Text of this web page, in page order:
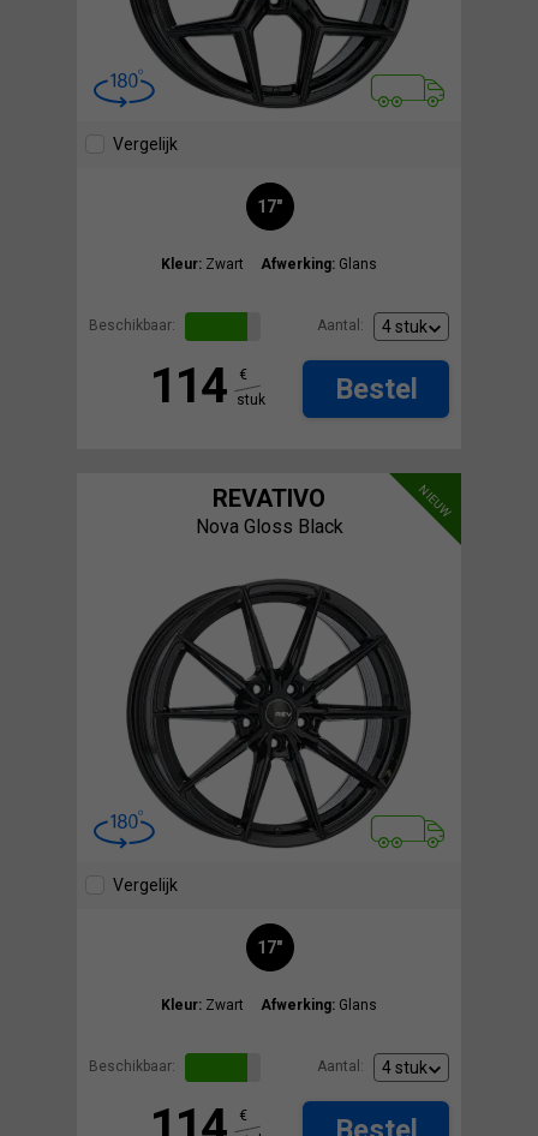
Vergelijk
17"
Kleur: Zwart Afwerking: Glans
Beschikbaar: Aantal:
114
€
stuk
Bestel
NIEUW
REVATIVO
Nova Gloss Black
Vergelijk
17"
Kleur: Zwart Afwerking: Glans
Beschikbaar: Aantal:
€